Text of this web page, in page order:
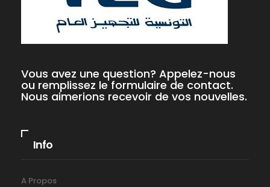
Vous avez une question? Appelez-nous
ou remplissez le formulaire de contact.
Nous aimerions recevoir de vos nouvelles.
Info
A Propos